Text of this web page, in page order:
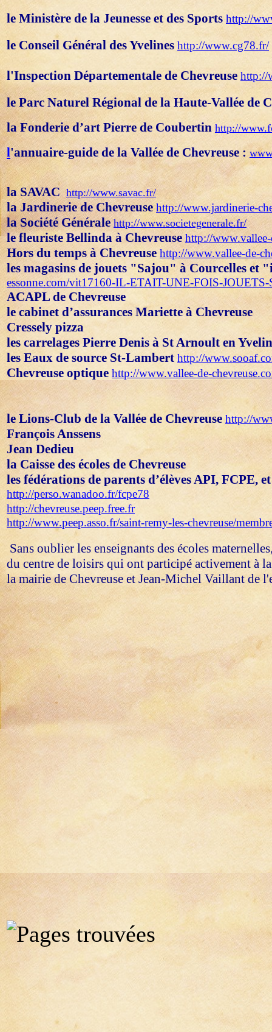
le Ministère de la Jeunesse et des Sports http://
le Conseil Général des Yvelines http://www.cg78.fr/
l'Inspection Départementale de Chevreuse http://
le Parc Naturel Régional de la Haute-Vallée de
la Fonderie d’art Pierre de Coubertin http://
l'annuaire-guide de la Vallée de Chevreuse :
la SAVAC http://www.savac.fr/
la Jardinerie de Chevreusehttp://www.jardinerie-
la Société Généralehttp://www.societegenerale.fr/
le fleuriste Bellinda à Chevreuse http://
Hors du temps à Chevreuse http://www.vallee-de-
les magasins de jouets "Sajou" à Courcelles et
essonne.com/vit17160-IL-ETAIT-UNE-FOIS-
ACAPL de Chevreuse
le cabinet d’assurances Mariette à Chevreuse
Cressely pizza
les carrelages Pierre Denis à St Arnoult en
les Eaux de source St-Lambert http://
Chevreuse optique http://www.vallee-de-
le Lions-Club de la Vallée de Chevreuse http://
François Anssens
Jean Dedieu
la Caisse des écoles de Chevreuse
les fédérations de parents d’élèves API, FCPE,
http://perso.wanadoo.fr/fcpe78
http://chevreuse.peep.free.fr
http://www.peep.asso.fr/saint-remy-les-chevreuse/
Sans oublier les enseignants des écoles
du centre de loisirs qui ont participé activement à
la mairie de Chevreuse et Jean-Michel Vaillant de